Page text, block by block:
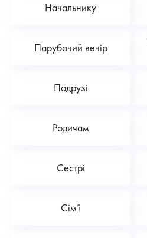
Начальнику
Парубочий вечір
Подрузі
Родичам
Сестрі
Сім'ї